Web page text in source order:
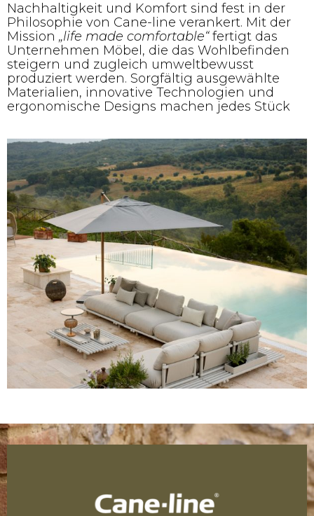
Nachhaltigkeit und Komfort sind fest in der
Philosophie von Cane-line verankert. Mit der
Mission „life made comfortable“fertigt das
Unternehmen Möbel, die das Wohlbefinden
steigern und zugleich umweltbewusst
produziert werden. Sorgfältig ausgewählte
Materialien, innovative Technologien und
ergonomische Designs machen jedes Stück